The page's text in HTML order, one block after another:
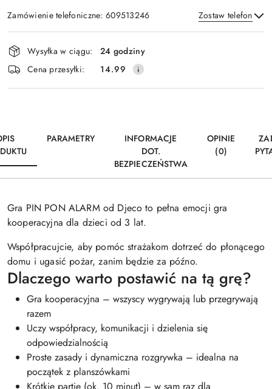
Zamówienie telefoniczne: 609513246 Zostaw telefon
Wyślij
Dostępność
i
dostawa
Wysyłka w ciągu:
24 godziny
Cena przesyłki:
14.99
PARAMETRY
INFORMACJE
DOT.
BEZPIECZEŃSTWA
OPINIE
(0)
Gra PIN PON ALARM od Djeco to pełna emocji gra
kooperacyjna dla dzieci od 3 lat.
Współpracujcie, aby pomóc strażakom dotrzeć do płonącego
domu i ugasić pożar, zanim będzie za późno.
Dlaczego warto postawić na tą grę?
Gra kooperacyjna – wszyscy wygrywają lub przegrywają
razem
Uczy współpracy, komunikacji i dzielenia się
odpowiedzialnością
Proste zasady i dynamiczna rozgrywka – idealna na
początek z planszówkami